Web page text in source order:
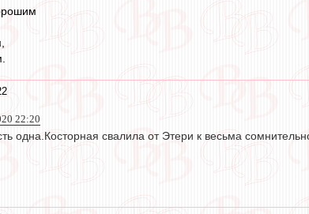
22:20
одна.Косторная свалила от Этери к весьма